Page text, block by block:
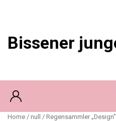
Bissener
Home / null / Regensammler